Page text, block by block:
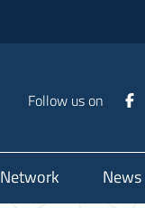
Follow us on
Network News